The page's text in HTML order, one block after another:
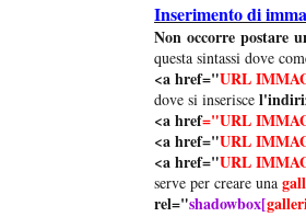
Inserimento di
Non occorre postare
questa sintassi dove
<a href="URL
dove si inserisce
<a href="URL
<a href="URL
<a href="URL
serve per creare una
rel="shadowbox[